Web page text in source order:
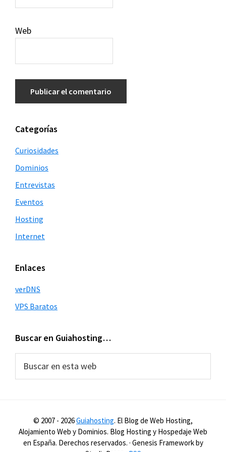
Web
Barra
lateral
principal
Categorías
Curiosidades
Dominios
Entrevistas
Eventos
Hosting
Internet
Enlaces
verDNS
VPS Baratos
Buscar en Guiahosting…
© 2007 - 2026Guiahosting. El Blog de Web Hosting,
Alojamiento Web y Dominios. Blog Hosting y Hospedaje Web
en España. Derechos reservados. · Genesis Framework by